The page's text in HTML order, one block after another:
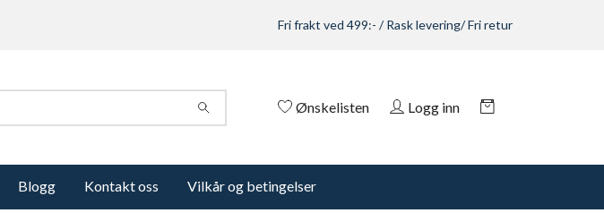
Fri frakt ved 499:- / Rask levering/ Fri retur
Ønskelisten Logg inn
Blogg Kontakt oss Vilkår og betingelser